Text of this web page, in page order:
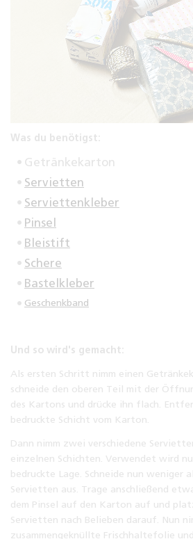
Was du benötigst:
Getränkekarton
Servietten
Serviettenkleber
Pinsel
Bleistift
Schere
Bastelkleber
Geschenkband
Und so wird's gemacht:
Als ersten Schritt nimm einen
schneide den oberen Teil mit der
des Kartons und drücke ihn flach.
bedruckte Schicht vom Karton.
Dann nimm zwei verschiedene
einzelnen Schichten. Verwendet wird
bedruckte Lage. Schneide nun weniger
Servietten aus. Trage anschließend
dem Pinsel auf den Karton auf und
Servietten nach Belieben darauf. Nun
zusammengeknüllte Frischhaltefolie